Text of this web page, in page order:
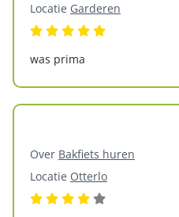
Locatie Garderen
was prima
Over Bakfiets huren
Locatie Otterlo